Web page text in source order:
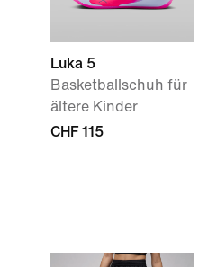
Luka 5
Basketballschuh für
ältere Kinder
CHF 115